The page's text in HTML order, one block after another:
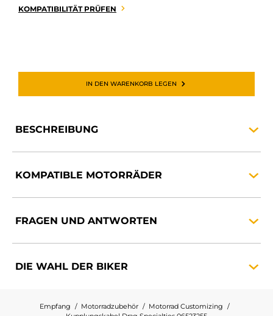
KOMPATIBILITÄT PRÜFEN
IN DEN WARENKORB LEGEN
BESCHREIBUNG
KOMPATIBLE MOTORRÄDER
FRAGEN UND ANTWORTEN
DIE WAHL DER BIKER
Empfang Motorradzubehör
Motorrad Customizing